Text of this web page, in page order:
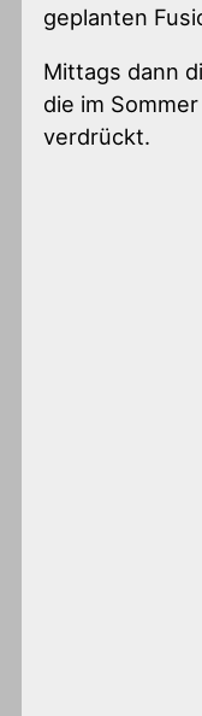
geplanten
Mittags dann
die im
verdrückt.